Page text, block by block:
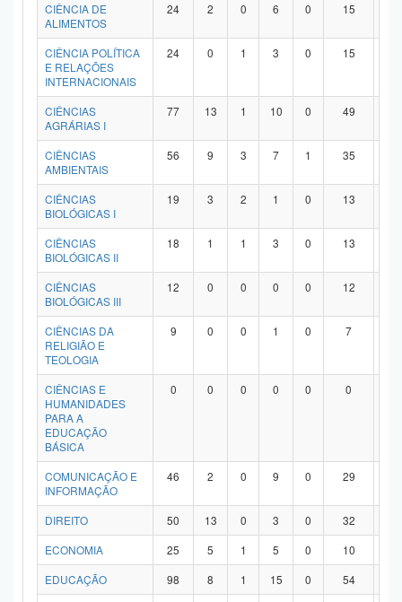
CIÊNCIA DE
ALIMENTOS
24 2 0 6 0 15
CIÊNCIA POLÍTICA
E RELAÇÕES
INTERNACIONAIS
24 0 1 3 0 15
CIÊNCIAS
AGRÁRIAS I
77 13 1 10 0 49
CIÊNCIAS
AMBIENTAIS
56 9 3 7 1 35
CIÊNCIAS
BIOLÓGICAS I
19 3 2 1 0 13
CIÊNCIAS
BIOLÓGICAS II
18 1 1 3 0 13
CIÊNCIAS
BIOLÓGICAS III
12 0 0 0 0 12
CIÊNCIAS DA
RELIGIÃO E
TEOLOGIA
9 0 0 1 0 7
CIÊNCIAS E
HUMANIDADES
PARA A
EDUCAÇÃO
BÁSICA
0 0 0 0 0 0
COMUNICAÇÃO E
INFORMAÇÃO
46 2 0 9 0 29
DIREITO 50 13 0 3 0 32
ECONOMIA
25 5 1 5 0 10
EDUCAÇÃO
98 8 1 15 0 54